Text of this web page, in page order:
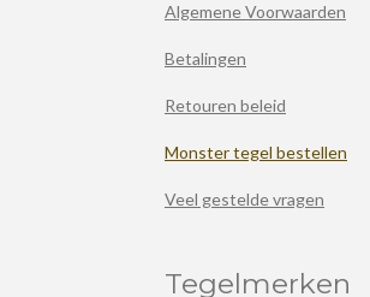
Algemene Voorwaarden
Betalingen
Retouren beleid
Monster tegel bestellen
Veel gestelde vragen
Tegelmerken